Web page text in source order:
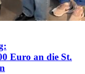
Euro an die St.